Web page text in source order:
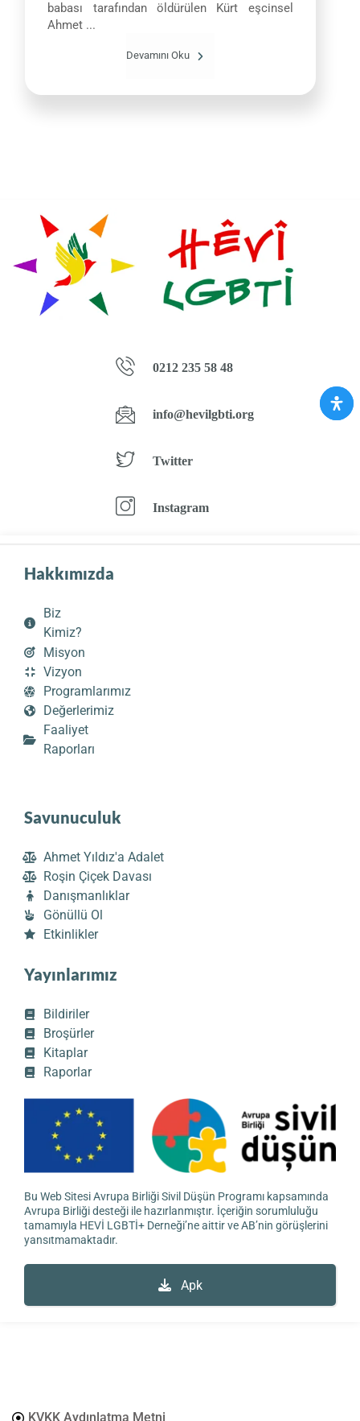
babası tarafından öldürülen Kürt eşcinsel
Ahmet ...
Devamını Oku
0212 235 58 48
info@hevilgbti.org
Twitter
Instagram
Hakkımızda
Biz
Kimiz?
Misyon
Vizyon
Programlarımız
Değerlerimiz
Faaliyet
Raporları
Savunuculuk
Ahmet Yıldız'a Adalet
Roşin Çiçek Davası
Danışmanlıklar
Gönüllü Ol
Etkinlikler
Yayınlarımız
Bildiriler
Broşürler
Kitaplar
Raporlar
Bu Web Sitesi Avrupa Birliği Sivil Düşün Programı kapsamında
Avrupa Birliği desteği ile hazırlanmıştır. İçeriğin sorumluluğu
tamamıyla HEVİ LGBTİ+ Derneği’ne aittir ve AB’nin görüşlerini
yansıtmamaktadır.
Apk
KVKK Aydınlatma Metni